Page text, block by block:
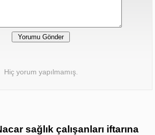
Hiç yorum yapılmamış.
sağlık çalışanları iftarına